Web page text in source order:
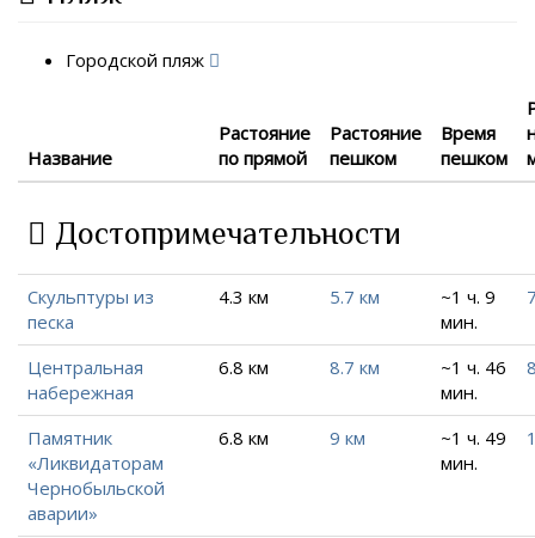
Городской пляж
Название
Растояние
по прямой
Растояние
пешком
Время
пешком
Достопримечательности
Скульптуры из
песка
4.3 км 5.7 км
~1 ч. 9
мин.
Центральная
набережная
6.8 км 8.7 км
~1 ч. 46
мин.
Памятник
«Ликвидаторам
Чернобыльской
аварии»
6.8 км 9 км
~1 ч. 49
мин.